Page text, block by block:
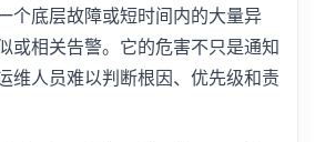
个底层故障或短时间内的大量异
或相关告警。它的危害不只是通知
维人员难以判断根因、优先级和责